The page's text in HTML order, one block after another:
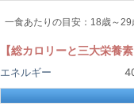
一食あたりの目安：18歳～
【総カロリーと三大栄養素
エネルギー